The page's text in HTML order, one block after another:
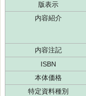
版表示
内容紹介
内容注記
ISBN
本体価格
特定資料種別